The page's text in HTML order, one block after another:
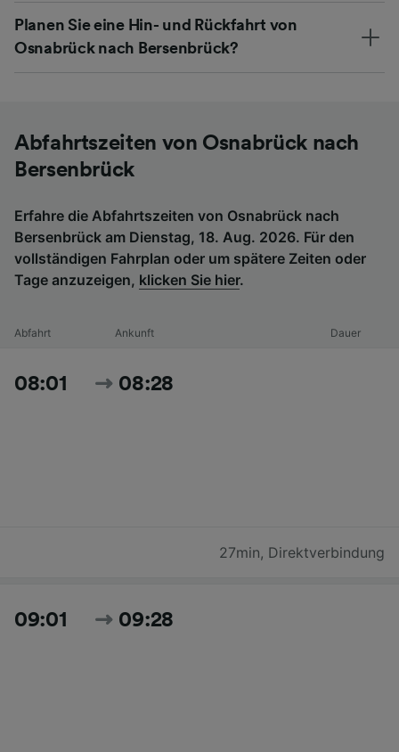
Planen Sie eine Hin- und Rückfahrt von
Osnabrück nach Bersenbrück?
Abfahrtszeiten von Osnabrück nach
Bersenbrück
Erfahre die Abfahrtszeiten von Osnabrück nach
Bersenbrück am Dienstag, 18. Aug. 2026. Für den
vollständigen Fahrplan oder um spätere Zeiten oder
Tage anzuzeigen, klicken Sie hier.
Abfahrt Ankunft Dauer
08:01 08:28
27min, Direktverbindung
09:01 09:28